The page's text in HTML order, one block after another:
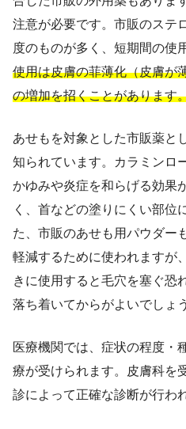
注意が必要です。市販のステ
度のものが多く、短期間の使
使用は皮膚の菲薄化（皮膚が
の増加を招くことがあります
あせもを対象とした市販薬と
知られています。カラミンロ
かゆみや炎症を和らげる効果
く、首などの塗りにくい部位
た、市販のあせも用パウダー
軽減するために使われますが
きに使用すると毛穴を塞ぐ恐
落ち着いてからがよいでしょう
医療機関では、症状の程度・
療が受けられます。皮膚科を
診によって正確な診断が行わ